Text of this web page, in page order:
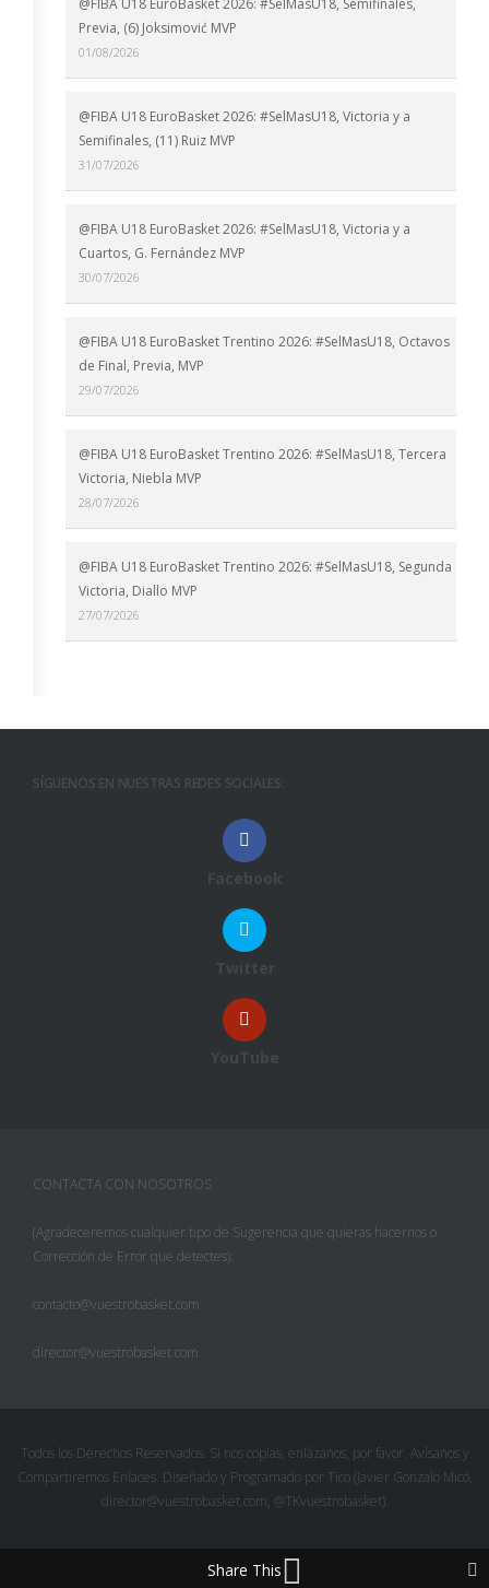
@FIBA U18 EuroBasket 2026: #SelMasU18, Semifinales,
Previa, (6) Joksimović MVP
01/08/2026
@FIBA U18 EuroBasket 2026: #SelMasU18, Victoria y a
Semifinales, (11) Ruiz MVP
31/07/2026
@FIBA U18 EuroBasket 2026: #SelMasU18, Victoria y a
Cuartos, G. Fernández MVP
30/07/2026
@FIBA U18 EuroBasket Trentino 2026: #SelMasU18, Octavos
de Final, Previa, MVP
29/07/2026
@FIBA U18 EuroBasket Trentino 2026: #SelMasU18, Tercera
Victoria, Niebla MVP
28/07/2026
@FIBA U18 EuroBasket Trentino 2026: #SelMasU18, Segunda
Victoria, Diallo MVP
27/07/2026
SÍGUENOS EN NUESTRAS REDES SOCIALES:
Facebook
Twitter
YouTube
CONTACTA CON NOSOTROS
(Agradeceremos cualquier tipo de Sugerencia que quieras hacernos o
Corrección de Error que detectes):
contacto@vuestrobasket.com
director@vuestrobasket.com
Todos los Derechos Reservados. Si nos copias, enlázanos, por favor. Avísanos y
Compartiremos Enlaces. Diseñado y Programado por Tico (Javier Gonzalo Micó,
director@vuestrobasket.com, @TKvuestrobasket).
Share This
Pinterest